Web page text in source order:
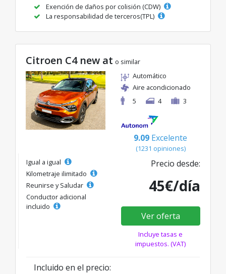
Exención de daños por colisión (CDW)
La responsabilidad de terceros(TPL)
Citroen C4 new at o similar
Automático
Aire acondicionado
5
4 3
9.09 Excelente
(1231 opiniones)
Igual a igual
Kilometraje ilimitado
Reunirse y Saludar
Conductor adicional
incluido
Precio desde:
45€/día
Ver oferta
Incluye tasas e
impuestos. (VAT)
Incluido en el precio: